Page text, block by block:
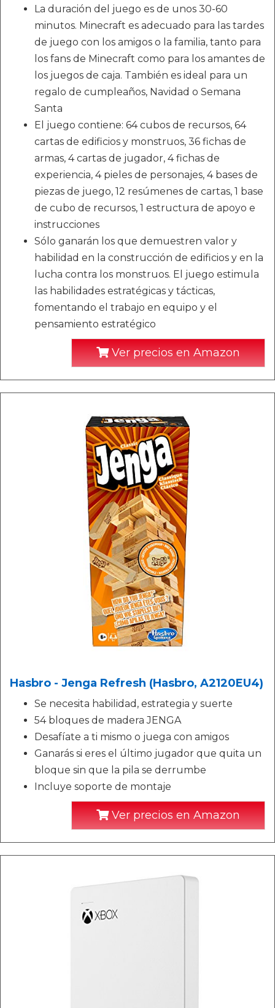
La duración del juego es de unos 30-60
minutos. Minecraft es adecuado para las tardes
de juego con los amigos o la familia, tanto para
los fans de Minecraft como para los amantes de
los juegos de caja. También es ideal para un
regalo de cumpleaños, Navidad o Semana
Santa
El juego contiene: 64 cubos de recursos, 64
cartas de edificios y monstruos, 36 fichas de
armas, 4 cartas de jugador, 4 fichas de
experiencia, 4 pieles de personajes, 4 bases de
piezas de juego, 12 resúmenes de cartas, 1 base
de cubo de recursos, 1 estructura de apoyo e
instrucciones
Sólo ganarán los que demuestren valor y
habilidad en la construcción de edificios y en la
lucha contra los monstruos. El juego estimula
las habilidades estratégicas y tácticas,
fomentando el trabajo en equipo y el
pensamiento estratégico
Ver precios en Amazon
Hasbro - Jenga Refresh (Hasbro, A2120EU4)
Se necesita habilidad, estrategia y suerte
54 bloques de madera JENGA
Desafíate a ti mismo o juega con amigos
Ganarás si eres el último jugador que quita un
bloque sin que la pila se derrumbe
Incluye soporte de montaje
Ver precios en Amazon